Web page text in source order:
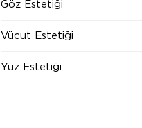
Göz Estetiği
Vücut Estetiği
Yüz Estetiği